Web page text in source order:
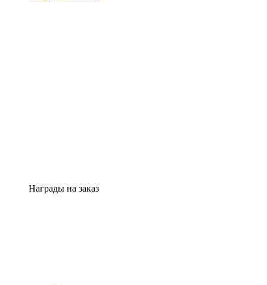
Награды на заказ